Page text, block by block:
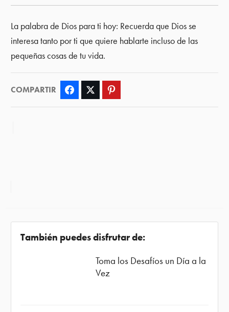
La palabra de Dios para ti hoy: Recuerda que Dios se
interesa tanto por ti que quiere hablarte incluso de las
pequeñas cosas de tu vida.
COMPARTIR Facebook Twitter
También puedes disfrutar de:
Toma los Desafíos un Día a la
Vez